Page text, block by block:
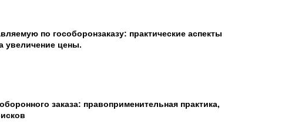
по гособоронзаказу: практические аспекты
увеличение цены.
заказа: правоприменительная практика,